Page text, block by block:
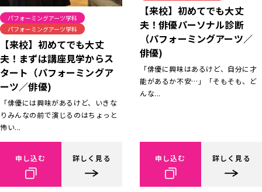
パフォーミングアーツ学科
パフォーミングアーツ学科
【来校】初めてでも大丈
夫！まずは講座見学からス
タート（パフォーミングア
ーツ／俳優)
「俳優には興味があるけど、いきな
りみんなの前で演じるのはちょっと
怖い...
申し込む 詳しく見る
【来校】初めてでも大丈
夫！俳優パーソナル診断
（パフォーミングアーツ／
俳優)
「俳優に興味はあるけど、自分に才
能があるか不安…」「そもそも、ど
んな...
申し込む 詳しく見る